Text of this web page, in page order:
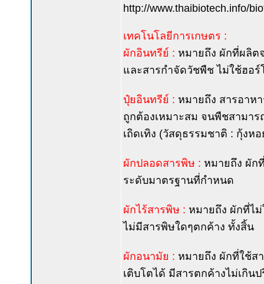
http://www.thaibiotech.info/
เทคโนโลยีการเกษตร :
ผักอินทรีย์ : หมายถึง ผักที่ผลิต
และสารกำจัดวัชพืช ไม่ใช้ฮอ
ปุ๋ยอินทรีย์ : หมายถึง สารอาห
ถูกต้องเหมาะสม จนพืชสามาร
เถิดเทิง (วัสดุธรรมชาติ : กุ้งห
ผักปลอดสารพิษ : หมายถึง ผัก
ระดับมาตรฐานที่กำหนด
ผักไร้สารพิษ : หมายถึง ผักที่ไ
ไม่มีสารพิษใดๆตกค้าง ทั้งสิ้น
ผักอนามัย : หมายถึง ผักที่ใช้ส
เติบโตได้ มีสารตกค้างไม่เกิ